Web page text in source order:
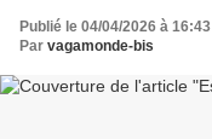
Publié le 04/04/2026 à 16:43
Par vagamonde-bis